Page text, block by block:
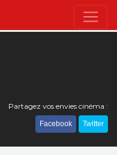
Partagez vos envies cinéma :
Facebook Twitter